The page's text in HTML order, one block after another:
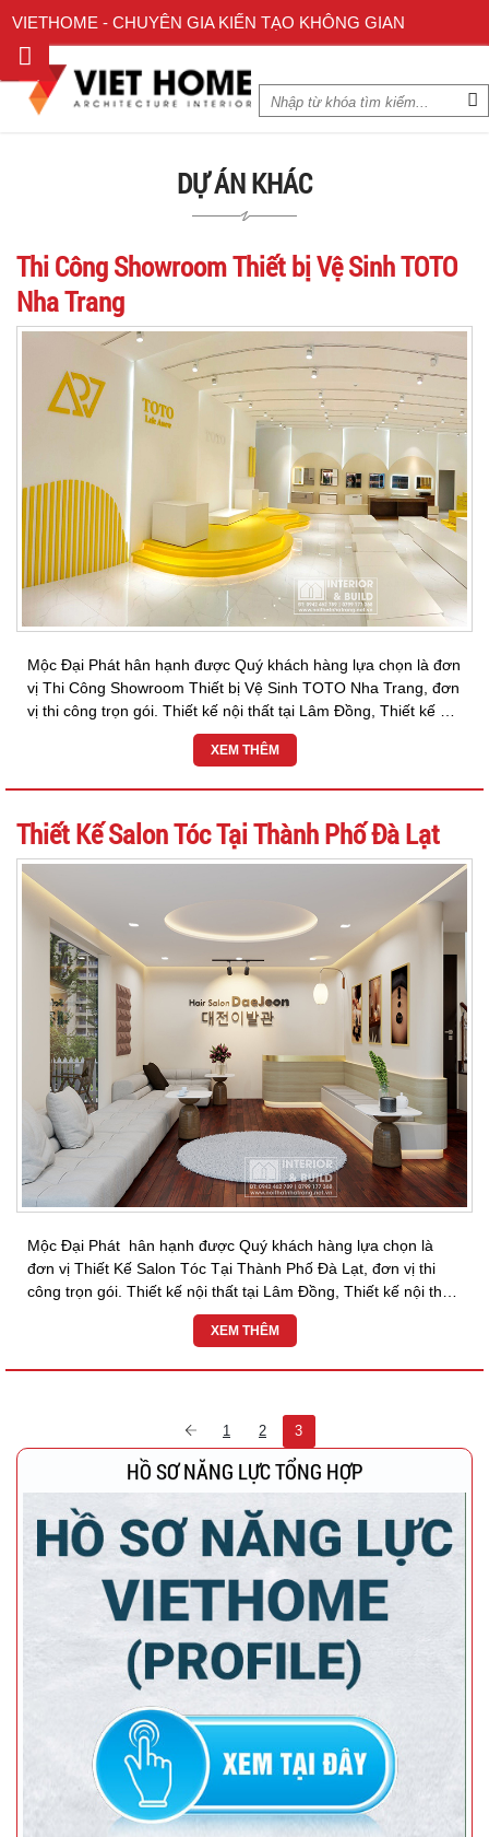
VIETHOME - CHUYÊN GIA KIẾN TẠO KHÔNG GIAN
DỰ ÁN KHÁC
Thi Công Showroom Thiết bị Vệ Sinh TOTO
Nha Trang
Mộc Đại Phát hân hạnh được Quý khách hàng lựa chọn là đơn
vị Thi Công Showroom Thiết bị Vệ Sinh TOTO Nha Trang, đơn
vị thi công trọn gói. Thiết kế nội thất tại Lâm Đồng, Thiết kế nội
thất tại Đà Lạt ,Thiết kế...
XEM THÊM
Thiết Kế Salon Tóc Tại Thành Phố Đà Lạt
Mộc Đại Phát hân hạnh được Quý khách hàng lựa chọn là
đơn vị Thiết Kế Salon Tóc Tại Thành Phố Đà Lạt, đơn vị thi
công trọn gói. Thiết kế nội thất tại Lâm Đồng, Thiết kế nội thất
XEM THÊM
1 2 3
HỒ SƠ NĂNG LỰC TỔNG HỢP